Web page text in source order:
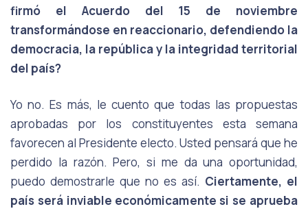
firmó el Acuerdo del 15 de noviembre
transformándose en reaccionario, defendiendo la
democracia, la república y la integridad territorial
del país?
Yo no. Es más, le cuento que todas las propuestas
aprobadas por los constituyentes esta semana
favorecen al Presidente electo. Usted pensará que he
perdido la razón. Pero, si me da una oportunidad,
puedo demostrarle que no es así. Ciertamente, el
país será inviable económicamente si se aprueba